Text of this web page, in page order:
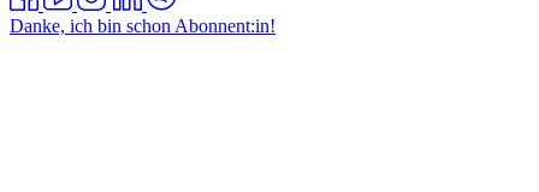
Danke, ich bin schon Abonnent:in!